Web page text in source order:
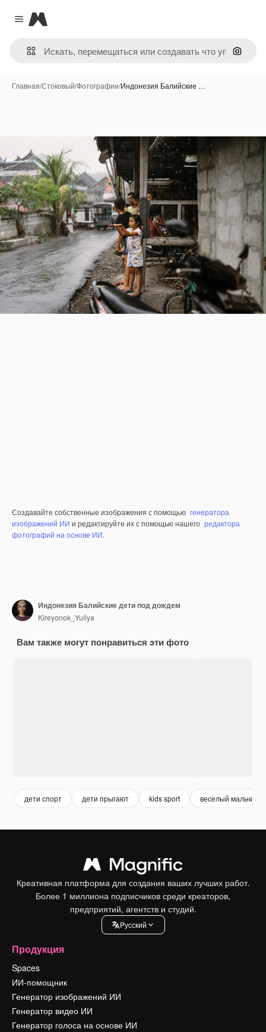
Close menu
Magnific
Поиск
Главная/Стоковый/Фотографии/Индонезия Балийские …
Создавайте собственные изображения с помощью генератора
изображений ИИ и редактируйте их с помощью нашего редактора
фотографий на основе ИИ.
Индонезия Балийские дети под дождем
Kireyonok_Yuliya
Вам также могут понравиться эти фото
дети спорт дети прыгают kids sport веселый мальчик
Креативная платформа для создания ваших лучших работ.
Более 1 миллиона подписчиков среди креаторов,
предприятий, агентств и студий.
Pусский
Продукция
Spaces
ИИ-помощник
Генератор изображений ИИ
Генератор видео ИИ
Генератор голоса на основе ИИ